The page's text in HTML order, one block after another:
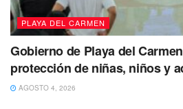
PLAYA DEL CARMEN
Gobierno de Playa del
protección de niñas, niños y
AGOSTO 4, 2026